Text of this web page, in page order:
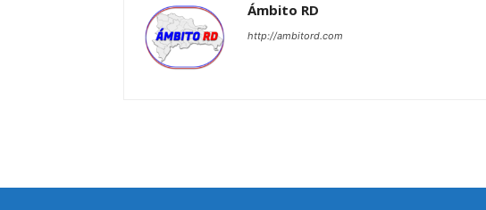
Ámbito RD
http://ambitord.com